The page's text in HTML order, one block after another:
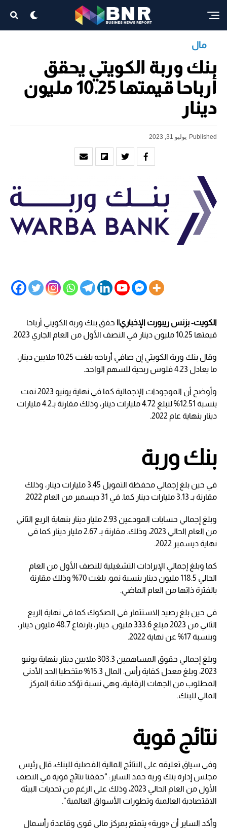
مال
بنك وربة الكويتي يحقق
أرباحا قيمتها 10.25 مليون
دينار
Published يوليو 31, 2023
الكويت- بزنس ريبورت الإخباري|| حقق بنك وربة الكويتي أرباحا
قيمتها 10.25 مليون دينار في النصف الأول من العام الجاري 2023.
وقال بنك وربة الكويتي إن صافي أرباحه بلغت 10.25 ملايين دينار،
ما يعادل 4.23 فلوس ربحية للسهم الواحد.
وأوضح أن الموجودات الإجمالية كما في نهاية يونيو 2023 نمت
بنسبة 12.51% لتبلغ 4.72 مليارات دينار، وذلك مقارنة بـ4.2 مليارات
دينار بنهاية عام 2022.
بنك وربة
في حين بلغ إجمالي محفظة التمويل 3.45 مليارات دينار، وذلك
مقارنة بـ 3.13 مليارات دينار كما. في 31 ديسمبر من العام 2022.
وبلغ إجمالي حسابات المودعين 2.93 مليار دينار بنهاية الربع الثاني
من العام الحالي 2023، وذلك. مقارنة بـ 2.67 مليار دينار كما في
نهاية ديسمبر 2022.
كما وبلغ إجمالي الإيرادات التشغيلية للنصف الأول من العام
الحالي 118.5 مليون دينار بنسبة نمو. بلغت 70% وذلك مقارنة
بالفترة ذاتها من العام الماضي.
في حين بلغ رصيد الاستثمار في الصكوك كما في نهاية الربع
الثاني من 2023 مبلغ 333.6 مليون. دينار، بارتفاع 48.7 مليون دينار،
وبنسبة 17% عن نهاية 2022.
وبلغ إجمالي حقوق المساهمين 303.3 ملايين دينار بنهاية يونيو
2023، وبلغ معدل كفاية رأس. المال 15.3% متخطيا الحد الأدنى
المطلوب من الجهات الرقابية، وهي نسبة تؤكد متانة المركز
المالي للبنك.
نتائج قوية
وفي سياق تعليقه على النتائج المالية الفصلية للبنك، قال رئيس
مجلس إدارة بنك وربة حمد الساير: “حققنا نتائج قوية في النصف
الأول من العام الحالي 2023، وذلك على الرغم من تحديات البيئة
الاقتصادية العالمية وتطورات الأسواق العالمية”.
وأكد الساير أن «وربة» يتمتع بمركز مالي قوي وقاعدة رأسمال